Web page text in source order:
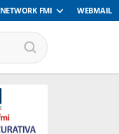
NETWORK FMI WEBMAIL